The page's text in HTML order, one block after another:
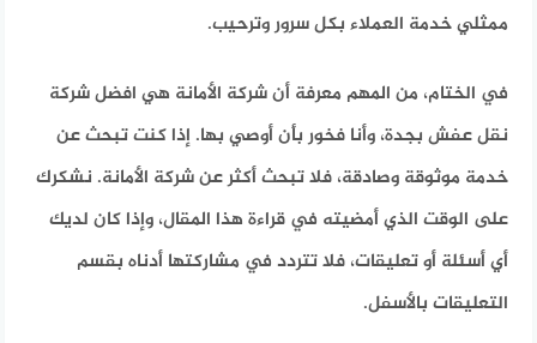
ممثلي خدمة العملاء بكل سرور وترحيب.
في الختام، من المهم معرفة أن شركة الأمانة هي افضل شركة
نقل عفش بجدة، وأنا فخور بأن أوصي بها. إذا كنت تبحث عن
خدمة موثوقة وصادقة، فلا تبحث أكثر عن شركة الأمانة. نشكرك
على الوقت الذي أمضيته في قراءة هذا المقال، وإذا كان لديك
أي أسئلة أو تعليقات، فلا تتردد في مشاركتها أدناه بقسم
التعليقات بالأسفل.